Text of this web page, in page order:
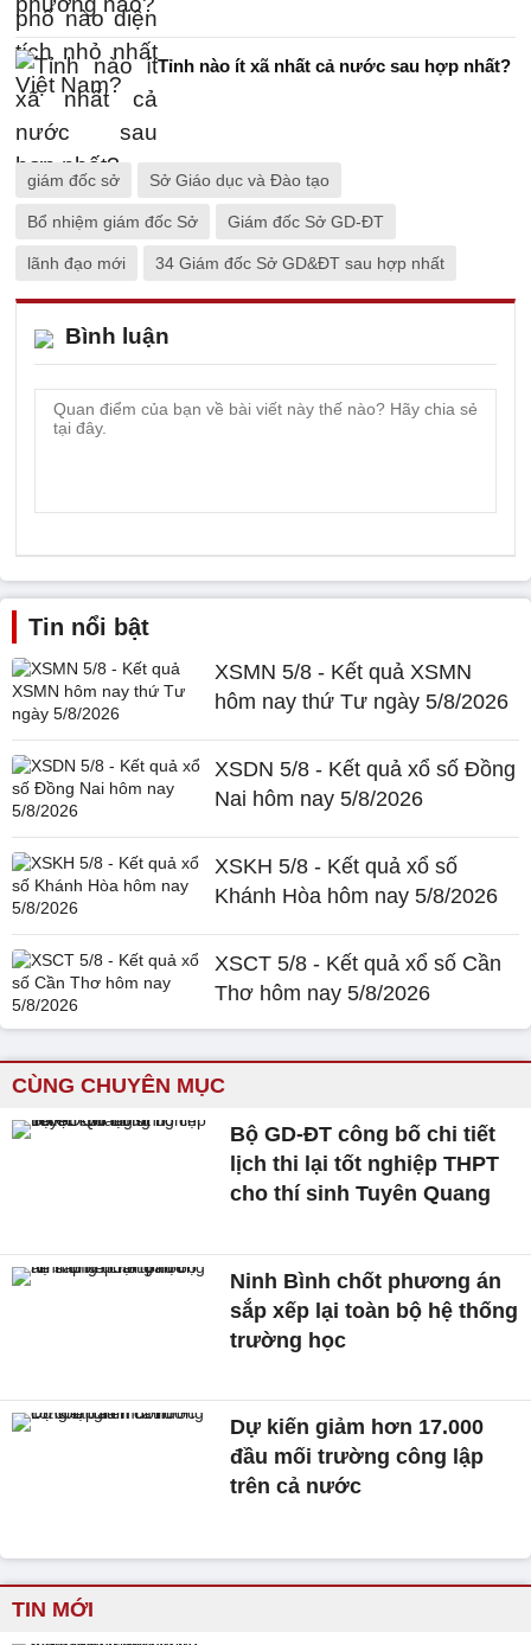
Tỉnh nào ít xã nhất cả nước sau hợp nhất?
giám đốc sở Sở Giáo dục và Đào tạo
Bổ nhiệm giám đốc Sở Giám đốc Sở GD-ĐT
lãnh đạo mới 34 Giám đốc Sở GD&ĐT sau hợp nhất
Bình luận
Tin nổi bật
XSMN 5/8 - Kết quả XSMN
hôm nay thứ Tư ngày 5/8/2026
XSDN 5/8 - Kết quả xổ số Đồng
Nai hôm nay 5/8/2026
XSKH 5/8 - Kết quả xổ số
Khánh Hòa hôm nay 5/8/2026
XSCT 5/8 - Kết quả xổ số Cần
Thơ hôm nay 5/8/2026
CÙNG CHUYÊN MỤC
Bộ GD-ĐT công bố chi tiết
lịch thi lại tốt nghiệp THPT
cho thí sinh Tuyên Quang
Ninh Bình chốt phương án
sắp xếp lại toàn bộ hệ thống
trường học
Dự kiến giảm hơn 17.000
đầu mối trường công lập
trên cả nước
TIN MỚI